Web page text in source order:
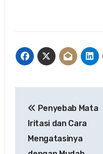
navigation
Penyebab Mata
Iritasi dan Cara
Mengatasinya